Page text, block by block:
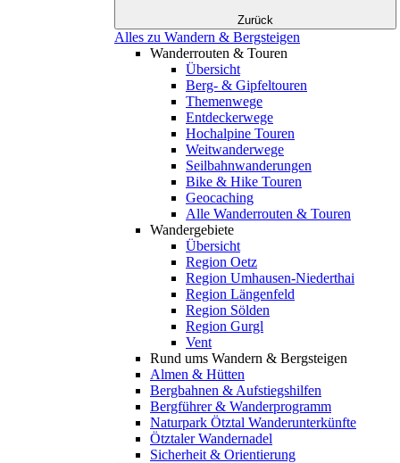
Zurück
Alles zu Wandern & Bergsteigen
Wanderrouten & Touren
Übersicht
Berg- & Gipfeltouren
Themenwege
Entdeckerwege
Hochalpine Touren
Weitwanderwege
Seilbahnwanderungen
Bike & Hike Touren
Geocaching
Alle Wanderrouten & Touren
Wandergebiete
Übersicht
Region Oetz
Region Umhausen-Niederthai
Region Längenfeld
Region Sölden
Region Gurgl
Vent
Rund ums Wandern & Bergsteigen
Almen & Hütten
Bergbahnen & Aufstiegshilfen
Bergführer & Wanderprogramm
Naturpark Ötztal Wanderunterkünfte
Ötztaler Wandernadel
Sicherheit & Orientierung